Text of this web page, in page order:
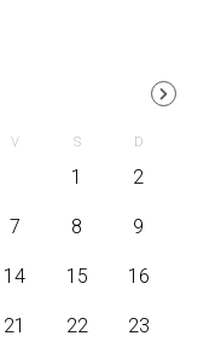
1 2
7 8 9
14 15 16
21 22 23